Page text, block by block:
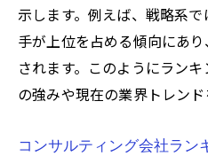
示します。例えば、戦略系
手が上位を占める傾向にあ
されます。このようにラン
の強みや現在の業界トレンド
コンサルティング会社ラン